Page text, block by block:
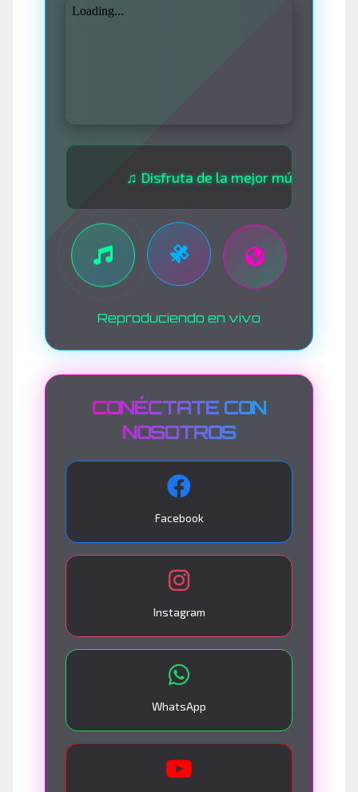
♫ Disfruta de la mejor música las 24
Reproduciendo en vivo
CONÉCTATE CON
NOSOTROS
Facebook
Instagram
WhatsApp